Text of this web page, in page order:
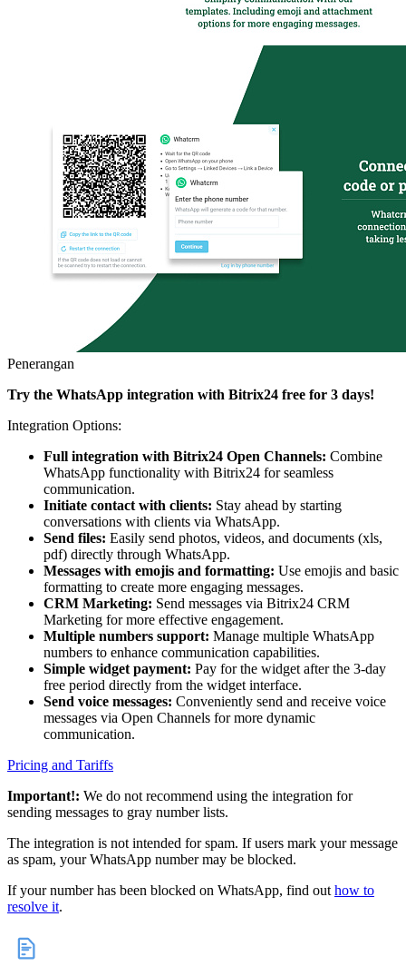
Penerangan
Try the WhatsApp integration with Bitrix24 free for 3 days!
Integration Options:
Full integration with Bitrix24 Open Channels: Combine
WhatsApp functionality with Bitrix24 for seamless
communication.
Initiate contact with clients: Stay ahead by starting
conversations with clients via WhatsApp.
Send files: Easily send photos, videos, and documents (xls,
pdf) directly through WhatsApp.
Messages with emojis and formatting: Use emojis and basic
formatting to create more engaging messages.
CRM Marketing: Send messages via Bitrix24 CRM
Marketing for more effective engagement.
Multiple numbers support: Manage multiple WhatsApp
numbers to enhance communication capabilities.
Simple widget payment: Pay for the widget after the 3-day
free period directly from the widget interface.
Send voice messages: Conveniently send and receive voice
messages via Open Channels for more dynamic
communication.
Pricing and Tariffs
Important!: We do not recommend using the integration for
sending messages to gray number lists.
The integration is not intended for spam. If users mark your message
as spam, your WhatsApp number may be blocked.
If your number has been blocked on WhatsApp, find outhow to
resolve it.